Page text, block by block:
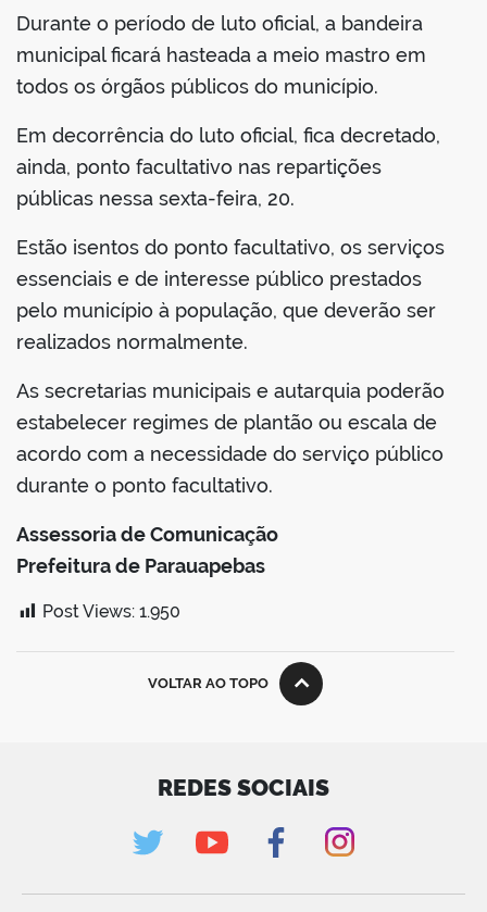
Durante o período de luto oficial, a bandeira
municipal ficará hasteada a meio mastro em
todos os órgãos públicos do município.
Em decorrência do luto oficial, fica decretado,
ainda, ponto facultativo nas repartições
públicas nessa sexta-feira, 20.
Estão isentos do ponto facultativo, os serviços
essenciais e de interesse público prestados
pelo município à população, que deverão ser
realizados normalmente.
As secretarias municipais e autarquia poderão
estabelecer regimes de plantão ou escala de
acordo com a necessidade do serviço público
durante o ponto facultativo.
Assessoria de Comunicação
Prefeitura de Parauapebas
Post Views: 1.950
VOLTAR AO TOPO
REDES SOCIAIS